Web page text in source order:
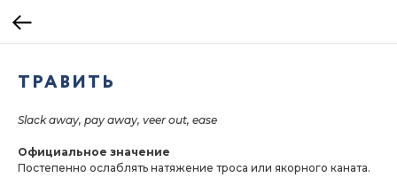
ТРАВИТЬ
Slack away, pay away, veer out, ease
Официальное значение
Постепенно ослаблять натяжение троса или якорного каната.